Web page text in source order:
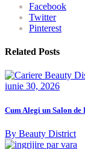
Facebook
Twitter
Pinterest
Related Posts
iunie 30, 2026
Cum Alegi un Salon
By Beauty District